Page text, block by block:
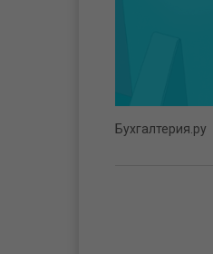
Бухгалтерия.ру